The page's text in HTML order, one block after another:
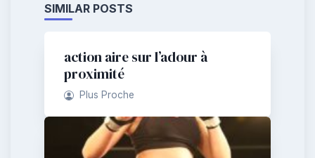
SIMILAR POSTS
action aire sur l’adour à
proximité
Plus Proche